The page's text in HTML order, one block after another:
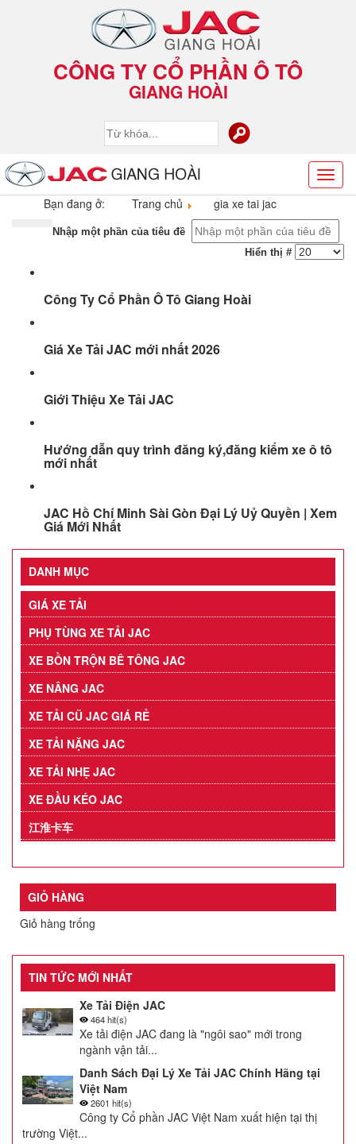
CÔNG TY CỔ PHẦN Ô TÔ
GIANG HOÀI
Bạn đang ở: Trang chủ gia xe tai jac
DANH MỤC
GIÁ XE TẢI
PHỤ TÙNG XE TẢI JAC
XE BỒN TRỘN BÊ TÔNG JAC
XE NÂNG JAC
XE TẢI CŨ JAC GIÁ RẺ
XE TẢI NẶNG JAC
XE TẢI NHẸ JAC
XE ĐẦU KÉO JAC
江淮卡车
GIỎ HÀNG
Giỏ hàng trống
TIN TỨC MỚI NHẤT
Xe Tải Điện JAC
464 hit(s)
Xe tải điện JAC đang là "ngôi sao" mới trong
ngành vận tải...
Danh Sách Đại Lý Xe Tải JAC Chính Hãng tại
Việt Nam
2601 hit(s)
Công ty Cổ phần JAC Việt Nam xuất hiện tại thị
trường Việt...
Nhập một phần của tiêu đề
Hiển thị #
Công Ty Cổ Phần Ô Tô Giang Hoài
Giá Xe Tải JAC mới nhất 2026
Giới Thiệu Xe Tải JAC
Hướng dẫn quy trình đăng ký,đăng kiểm xe ô tô
mới nhất
JAC Hồ Chí Minh Sài Gòn Đại Lý Uỷ Quyền | Xem
Giá Mới Nhất